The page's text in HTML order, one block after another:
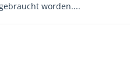
worden....